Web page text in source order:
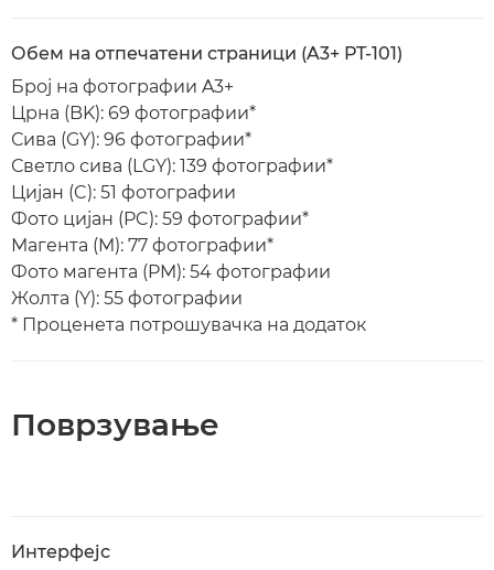
Обем на отпечатени страници (A3+ PT-101)
Број на фотографии A3+
Црна (BK): 69 фотографии*
Сива (GY): 96 фотографии*
Светло сива (LGY): 139 фотографии*
Цијан (C): 51 фотографии
Фото цијан (PC): 59 фотографии*
Магента (M): 77 фотографии*
Фото магента (PM): 54 фотографии
Жолта (Y): 55 фотографии
* Проценета потрошувачка на додаток
Поврзување
Интерфејс